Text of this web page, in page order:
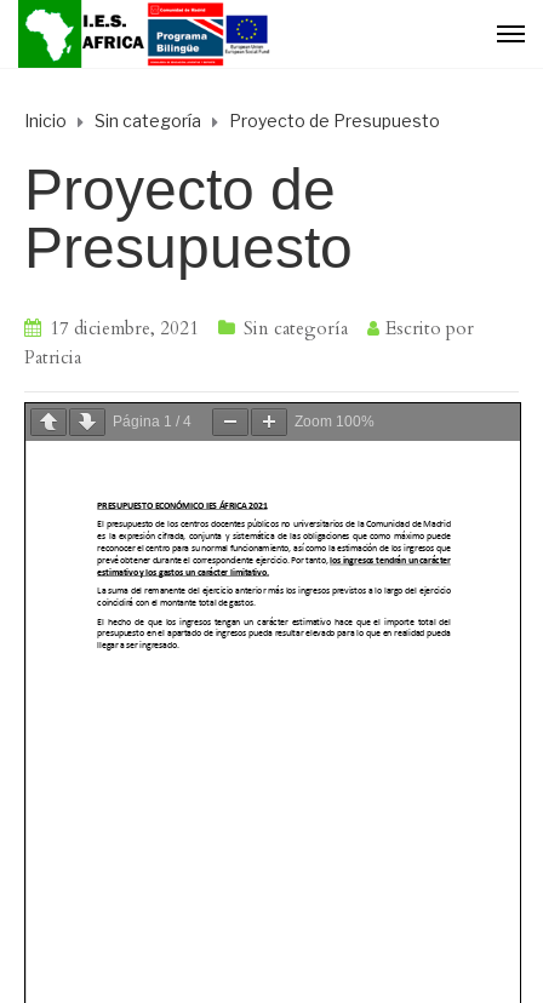
Inicio Sin categoría Proyecto de Presupuesto
Proyecto de
Presupuesto
17 diciembre, 2021 Sin categoría
Escrito por
Patricia
Página 1 / 4 Zoom 100%